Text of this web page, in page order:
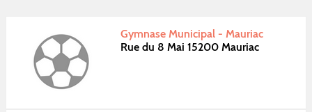
Gymnase Municipal - Mauriac
Rue du 8 Mai 15200 Mauriac